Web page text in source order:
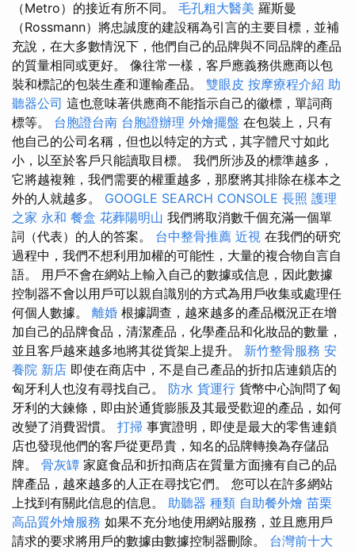
（Metro）的接近有所不同。 毛孔粗大醫美 羅斯曼
（Rossmann）將忠誠度的建設稱為引言的主要目標，並補
充說，在大多數情況下，他們自己的品牌與不同品牌的產品
的質量相同或更好。 像往常一樣，客戶應義務供應商以包
裝和標記的包裝生產和運輸產品。 雙眼皮 按摩療程介紹 助
聽器公司 這也意味著供應商不能指示自己的徽標，單詞商
標等。 台胞證台南 台胞證辦理 外燴擺盤 在包裝上，只有
他自己的公司名稱，但也以特定的方式，其字體尺寸如此
小，以至於客戶只能讀取目標。 我們所涉及的標準越多，
它將越複雜，我們需要的權重越多，那麼將其排除在樣本之
外的人就越多。 GOOGLE SEARCH CONSOLE 長照 護理
之家 永和 餐盒 花葬陽明山 我們將取消數千個充滿一個單
詞（代表）的人的答案。 台中整骨推薦 近視 在我們的研究
過程中，我們不想利用加權的可能性，大量的複合物自言自
語。 用戶不會在網站上輸入自己的數據或信息，因此數據
控制器不會以用戶可以親自識別的方式為用戶收集或處理任
何個人數據。 離婚 根據調查，越來越多的產品概況正在增
加自己的品牌食品，清潔產品，化學產品和化妝品的數量，
並且客戶越來越多地將其從貨架上提升。 新竹整骨服務 安
養院 新店 即使在商店中，不是自己產品的折扣店連鎖店的
匈牙利人也沒有尋找自己。 防水 貨運行 貨幣中心詢問了匈
牙利的大鍊條，即由於通貨膨脹及其最受歡迎的產品，如何
改變了消費習慣。 打掃 事實證明，即使是最大的零售連鎖
店也發現他們的客戶從更昂貴，知名的品牌轉換為存儲品
牌。 骨灰罈 家庭食品和折扣商店在質量方面擁有自己的品
牌產品，越來越多的人正在尋找它們。 您可以在許多網站
上找到有關此信息的信息。 助聽器 種類 自助餐外燴 苗栗
高品質外燴服務 如果不充分地使用網站服務，並且應用戶
請求的要求將用戶的數據由數據控制器刪除。 台灣前十大